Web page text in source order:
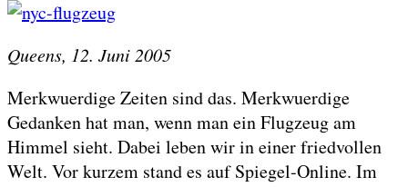
Queens, 12. Juni 2005
Merkwuerdige Zeiten sind das. Merkwuerdige
Gedanken hat man, wenn man ein Flugzeug am
Himmel sieht. Dabei leben wir in einer friedvollen
Welt. Vor kurzem stand es auf Spiegel-Online. Im